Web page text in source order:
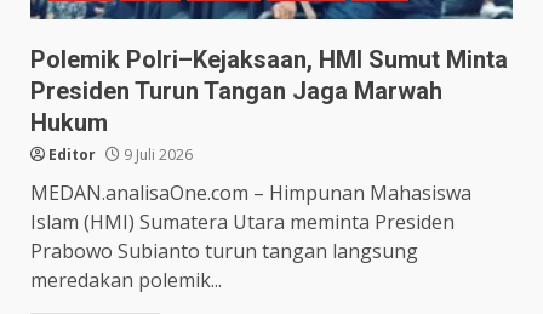
Polemik Polri–Kejaksaan, HMI Sumut Minta
Presiden Turun Tangan Jaga Marwah
Hukum
Editor 9 Juli 2026
MEDAN.analisaOne.com – Himpunan Mahasiswa
Islam (HMI) Sumatera Utara meminta Presiden
Prabowo Subianto turun tangan langsung
meredakan polemik...